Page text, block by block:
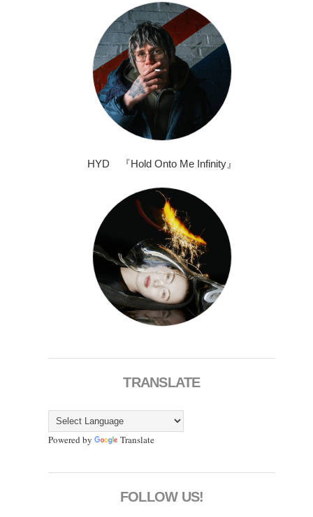
HYD 『Hold Onto Me Infinity』
TRANSLATE
Powered by Translate
FOLLOW US!